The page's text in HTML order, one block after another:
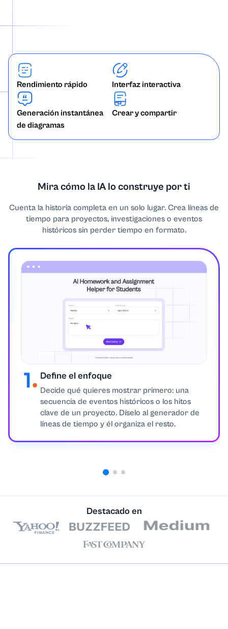
Rendimiento rápido Interfaz interactiva
Generación instantánea
de diagramas
Crear y compartir
Mira cómo la IA lo construye por ti
Cuenta la historia completa en un solo lugar. Crea líneas de
tiempo para proyectos, investigaciones o eventos
históricos sin perder tiempo en formato.
Define el enfoque
Decide qué quieres mostrar primero: una
secuencia de eventos históricos o los hitos
clave de un proyecto. Díselo al generador de
líneas de tiempo y él organiza el resto.
Destacado en